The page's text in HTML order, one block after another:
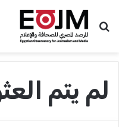
بحث عن
لم يتم